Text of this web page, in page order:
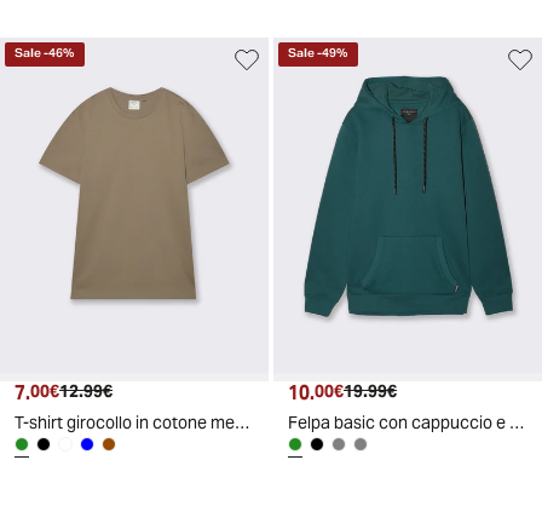
Sale-46%
Prezzo attuale
7.00€ Prezzo originale
12.99€
T-shirt girocollo in cotone mercerizzato - Verde kaki
Sale-49%
Prezzo attuale
10.00€ Prezzo originale
19.99€
Felpa basic con cappuccio e tasca marsupio - Verde petrolio